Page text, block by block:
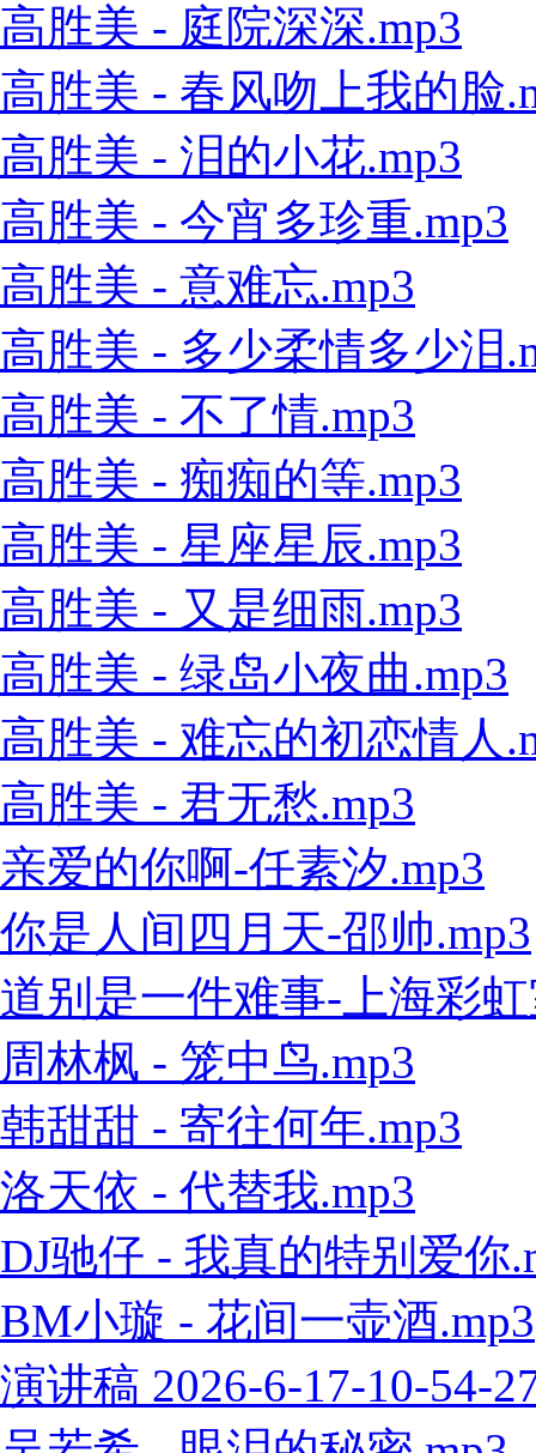
高胜美 - 庭院深深.mp3
高胜美 - 春风吻上我的脸
高胜美 - 泪的小花.mp3
高胜美 - 今宵多珍重.mp3
高胜美 - 意难忘.mp3
高胜美 - 多少柔情多少泪
高胜美 - 不了情.mp3
高胜美 - 痴痴的等.mp3
高胜美 - 星座星辰.mp3
高胜美 - 又是细雨.mp3
高胜美 - 绿岛小夜曲.mp3
高胜美 - 难忘的初恋情人
高胜美 - 君无愁.mp3
亲爱的你啊-任素汐.mp3
你是人间四月天-邵帅.mp3
道别是一件难事-上海彩
周林枫 - 笼中鸟.mp3
韩甜甜 - 寄往何年.mp3
洛天依 - 代替我.mp3
DJ驰仔 - 我真的特别爱你
BM小璇 - 花间一壶酒.mp3
演讲稿 2026-6-17-10-54-